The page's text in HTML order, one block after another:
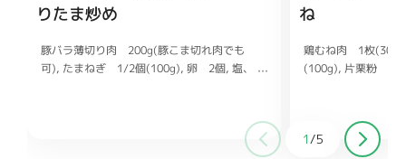
りたま炒め
豚バラ薄切り肉 200g(豚こま切れ肉でも
可) たまねぎ 1/2個(100g) 卵 2個 塩、
酒 大さ
砂糖 大
ね
鶏むね肉 1枚
(100g) 片栗粉 大
酒 大さじ
糖 大さじ1 オイ
1/5